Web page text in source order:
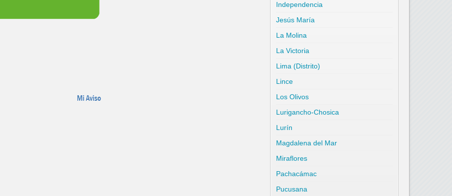
Independencia
Jesús María
La Molina
La Victoria
Lima (Distrito)
Lince
Los Olivos
Lurigancho-Chosica
Lurín
Magdalena del Mar
Miraflores
Pachacámac
Pucusana